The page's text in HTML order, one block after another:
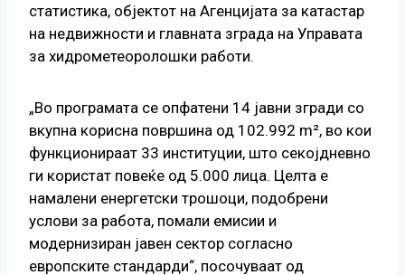
статистика, објектот на Агенцијата за катастар
на недвижности и главната зграда на Управата
за хидрометеоролошки работи.
„Во програмата се опфатени 14 јавни згради со
вкупна корисна површина од 102.992 m², во кои
функционираат 33 институции, што секојдневно
ги користат повеќе од 5.000 лица. Целта е
намалени енергетски трошоци, подобрени
услови за работа, помали емисии и
модернизиран јавен сектор согласно
европските стандарди“, посочуваат од